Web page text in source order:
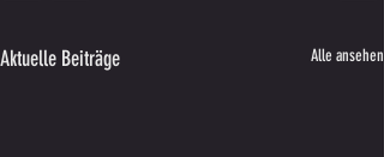
Aktuelle Beiträge Alle ansehen